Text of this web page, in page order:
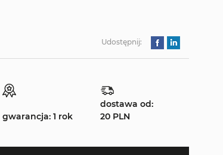
Udostępnij:
gwarancja: 1 rok
dostawa od:
20 PLN